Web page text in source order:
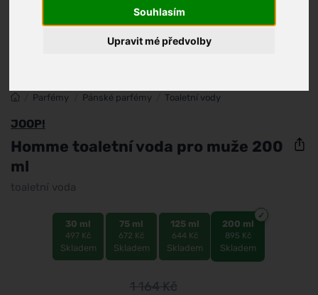
Souhlasím
Upravit mé předvolby
Parfémy Pánské parfémy Toaletní vody
JOOP!
Homme toaletní voda pro muže 200
ml
toaletní voda
30 ml
497 Kč
Skladem
75 ml
672 Kč
Skladem
125 ml
644 Kč
Skladem
200 ml
895 Kč
Skladem
1 164Kč